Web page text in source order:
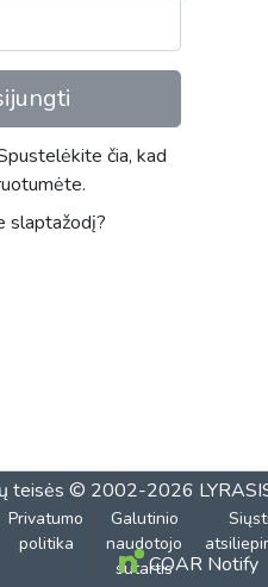
čia, kad
slaptažodį?
teisės © 2002-2026
Privatumo
politika
Galutinio
naudotojo
sutartisCOAR Notify